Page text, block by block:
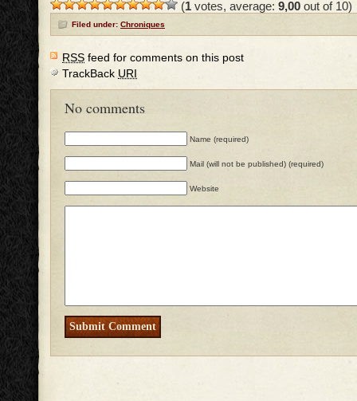
(1 votes, average: 9,00 out of 10)
Filed under: Chroniques
RSS feed for comments on this post
TrackBack URI
No comments
Name (required)
Mail (will not be published) (required)
Website